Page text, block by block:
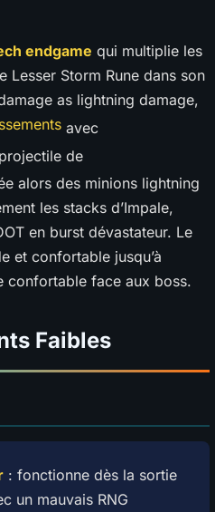
endgame qui multiplie les
Lesser Storm Rune dans son
as lightning damage,
avec
de
alors des minions lightning
les stacks d’Impale,
en burst dévastateur. Le
et confortable jusqu’à
confortable face aux boss.
Faibles
: fonctionne dès la sortie
un mauvais RNG